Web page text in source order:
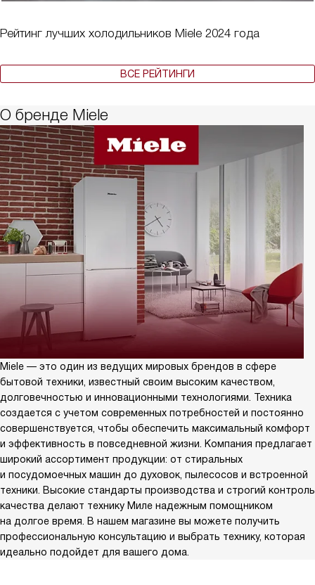
Рейтинг лучших холодильников Miele 2024 года
ВСЕ РЕЙТИНГИ
О бренде Miele
Miele — это один из ведущих мировых брендов в сфере
бытовой техники, известный своим высоким качеством,
долговечностью и инновационными технологиями. Техника
создается с учетом современных потребностей и постоянно
совершенствуется, чтобы обеспечить максимальный комфорт
и эффективность в повседневной жизни. Компания предлагает
широкий ассортимент продукции: от стиральных
и посудомоечных машин до духовок, пылесосов и встроенной
техники. Высокие стандарты производства и строгий контроль
качества делают технику Миле надежным помощником
на долгое время. В нашем магазине вы можете получить
профессиональную консультацию и выбрать технику, которая
идеально подойдет для вашего дома.